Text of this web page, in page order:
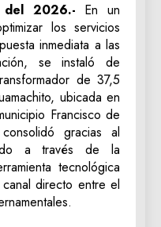
2026.- En un
los servicios
inmediata a las
se instaló de
de 37,5
ubicada en
Francisco de
gracias al
a través de la
tecnológica
directo entre el